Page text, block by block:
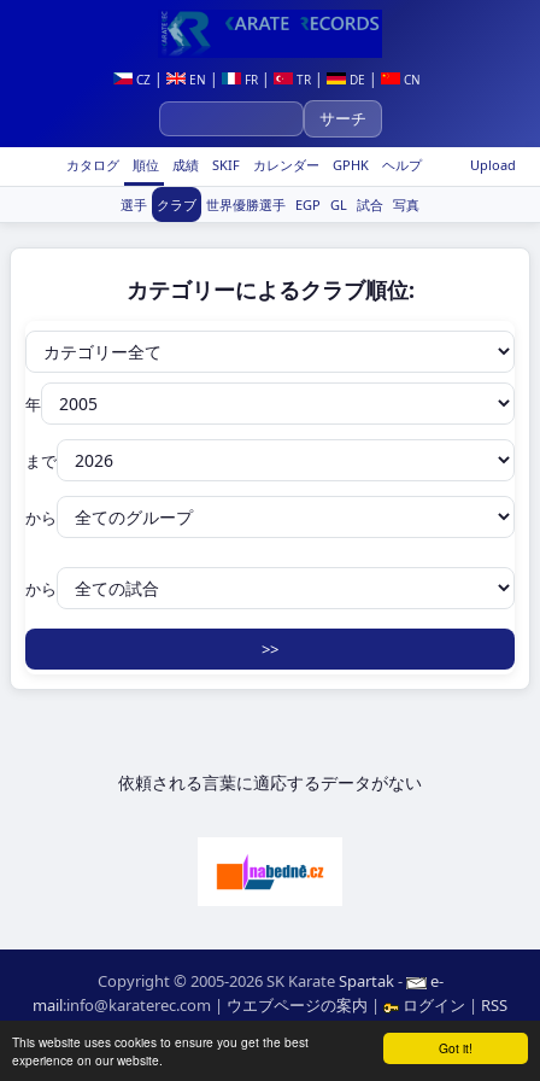
Got it!
This website uses cookies to ensure you get the best
experience on our website.
CZ| EN | FR| TR| DE | CN
Upload
カタログ 順位 成績 SKIF カレンダー GPHK ヘルプ
選手 クラブ 世界優勝選手 EGP GL 試合 写真
カテゴリーによるクラブ順位:
年
まで
から
から
依頼される言葉に適応するデータがない
Copyright © 2005-2026 SK KarateSpartak-
e-
mail:moc.ceretarak@ofni | ウエブページの案内 | ログイン | RSS
: Mgr. Jiří Kotala